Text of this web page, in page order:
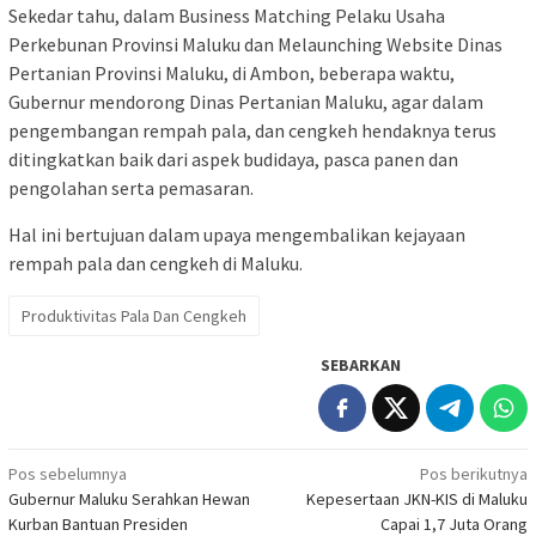
Sekedar tahu, dalam Business Matching Pelaku Usaha
Perkebunan Provinsi Maluku dan Melaunching Website Dinas
Pertanian Provinsi Maluku, di Ambon, beberapa waktu,
Gubernur mendorong Dinas Pertanian Maluku, agar dalam
pengembangan rempah pala, dan cengkeh hendaknya terus
ditingkatkan baik dari aspek budidaya, pasca panen dan
pengolahan serta pemasaran.
Hal ini bertujuan dalam upaya mengembalikan kejayaan
rempah pala dan cengkeh di Maluku.
Produktivitas Pala Dan Cengkeh
SEBARKAN
Navigasi
pos
Pos sebelumnya
Gubernur Maluku Serahkan Hewan
Kurban Bantuan Presiden
Pos berikutnya
Kepesertaan JKN-KIS di Maluku
Capai 1,7 Juta Orang